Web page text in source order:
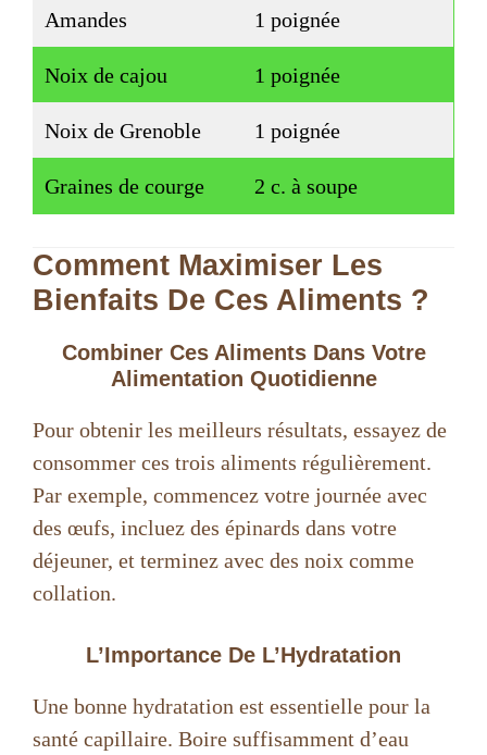
Amandes 1 poignée
Noix de cajou 1 poignée
Noix de Grenoble 1 poignée
Graines de courge 2 c. à soupe
Comment Maximiser Les
Bienfaits De Ces Aliments ?
Combiner Ces Aliments Dans Votre
Alimentation Quotidienne
Pour obtenir les meilleurs résultats, essayez de
consommer ces trois aliments régulièrement.
Par exemple, commencez votre journée avec
des œufs, incluez des épinards dans votre
déjeuner, et terminez avec des noix comme
collation.
L’Importance De L’Hydratation
Une bonne hydratation est essentielle pour la
santé capillaire. Boire suffisamment d’eau